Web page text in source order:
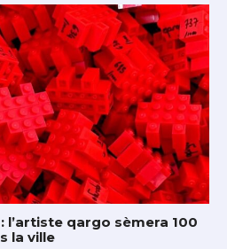
l’artiste qargo sèmera 100
la ville